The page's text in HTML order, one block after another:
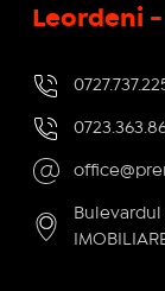
Leordeni
Bulevardul